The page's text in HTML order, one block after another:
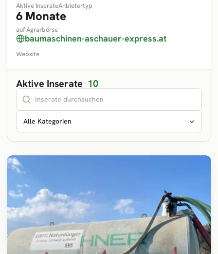
Aktive InserateAnbietertyp
6 Monate
auf Agrarbörse
baumaschinen-aschauer-express.at
Website
Aktive Inserate 10